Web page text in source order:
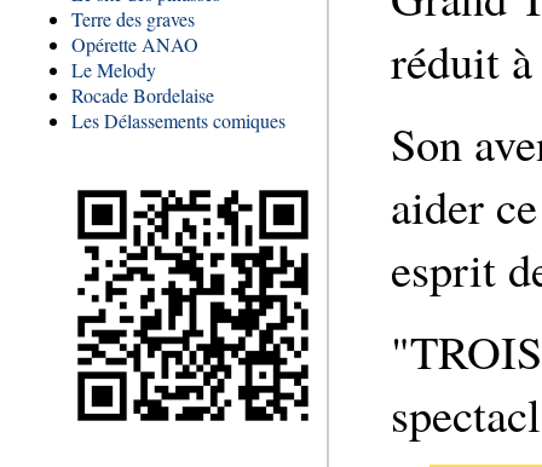
Terre des graves
Opérette ANAO
Le Melody
Rocade Bordelaise
Les Délassements comiques
réduit
Son
aider
esprit